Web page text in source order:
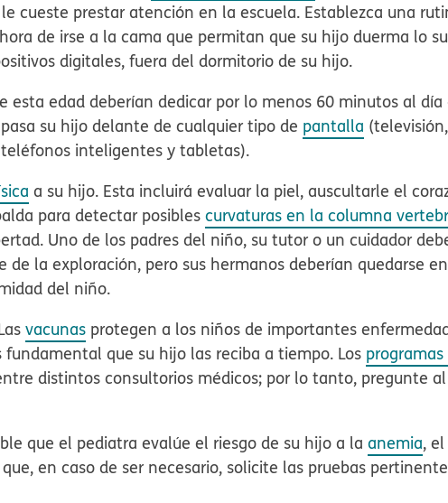
cueste prestar atención en la escuela. Establezca una
de irse a la cama que permitan que su hijo duerma lo
digitales, fuera del dormitorio de su hijo.
esta edad deberían dedicar por lo menos 60 minutos al
su hijo delante de cualquier tipo de pantalla
inteligentes y tabletas).
a su hijo. Esta incluirá evaluar la piel, auscultarle el
para detectar posiblescurvaturas en la columna
Uno de los padres del niño, su tutor o un cuidador
la exploración, pero sus hermanos deberían quedarse
del niño.
vacunas protegen a los niños de importantes
que su hijo las reciba a tiempo. Los programas
distintos consultorios médicos; por lo tanto, pregunte
que el pediatra evalúe el riesgo de su hijo a laanemia,
en caso de ser necesario, solicite las pruebas